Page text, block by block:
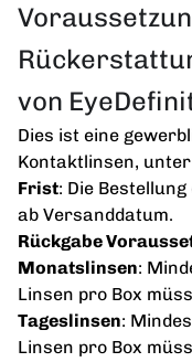
von
Dies ist eine
Kontaktlinsen,
Frist: Die
ab Versanddatum.
Rückgabe
Monatslinsen:
Linsen pro Box
Tageslinsen:
Linsen pro Box